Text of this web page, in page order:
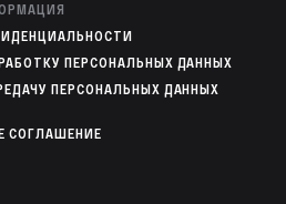
ПЕРСОНАЛЬНЫХ ДАННЫХ
ПЕРСОНАЛЬНЫХ ДАННЫХ
СОГЛАШЕНИЕ